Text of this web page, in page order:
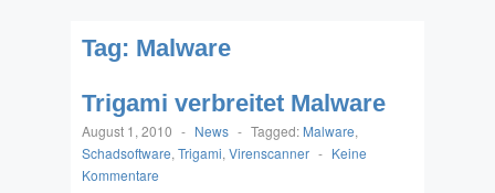
Tag: Malware
Trigami verbreitet Malware
August 1, 2010 - News - Tagged: Malware,
Schadsoftware, Trigami, Virenscanner - Keine
Kommentare